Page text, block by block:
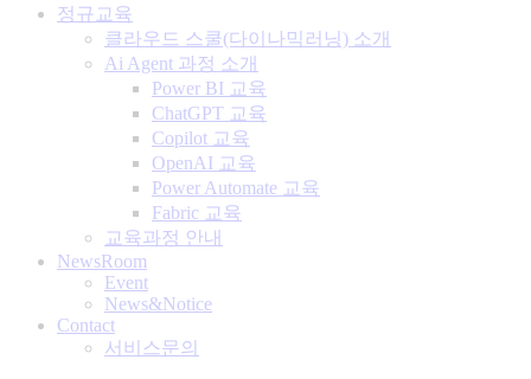
정규교육
클라우드 스쿨(다이나믹러닝) 소개
Ai Agent 과정 소개
Power BI 교육
ChatGPT 교육
Copilot 교육
OpenAI 교육
Power Automate 교육
Fabric 교육
교육과정 안내
NewsRoom
Event
News&Notice
Contact
서비스문의